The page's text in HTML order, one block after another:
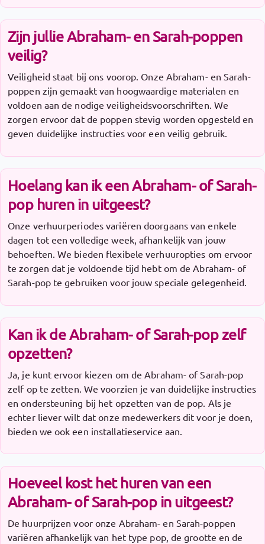
Zijn jullie Abraham- en Sarah-poppen
veilig?
Veiligheid staat bij ons voorop. Onze Abraham- en Sarah-
poppen zijn gemaakt van hoogwaardige materialen en
voldoen aan de nodige veiligheidsvoorschriften. We
zorgen ervoor dat de poppen stevig worden opgesteld en
geven duidelijke instructies voor een veilig gebruik.
Hoelang kan ik een Abraham- of Sarah-
pop huren in uitgeest?
Onze verhuurperiodes variëren doorgaans van enkele
dagen tot een volledige week, afhankelijk van jouw
behoeften. We bieden flexibele verhuuropties om ervoor
te zorgen dat je voldoende tijd hebt om de Abraham- of
Sarah-pop te gebruiken voor jouw speciale gelegenheid.
Kan ik de Abraham- of Sarah-pop zelf
opzetten?
Ja, je kunt ervoor kiezen om de Abraham- of Sarah-pop
zelf op te zetten. We voorzien je van duidelijke instructies
en ondersteuning bij het opzetten van de pop. Als je
echter liever wilt dat onze medewerkers dit voor je doen,
bieden we ook een installatieservice aan.
Hoeveel kost het huren van een
Abraham- of Sarah-pop in uitgeest?
De huurprijzen voor onze Abraham- en Sarah-poppen
variëren afhankelijk van het type pop, de grootte en de